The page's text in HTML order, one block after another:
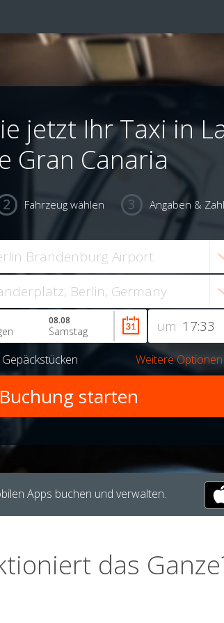
jetzt Ihr Taxi in
Gran Canaria
Fahrzeug wählen Angaben &
um
08.08
Samstag
Gepäckstücken Weitere Optionen
Apps buchen und verwalten.
das